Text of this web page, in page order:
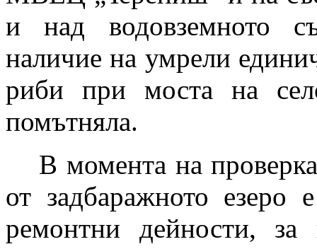
и над водовземното
наличие на умрели
риби при моста на
помътняла.
В момента на
от задбаражното езеро
ремонтни дейности,